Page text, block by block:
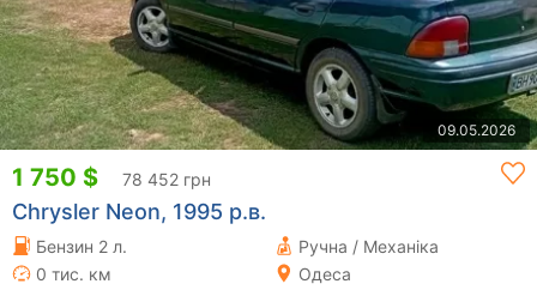
09.05.2026
1 750 $ 78 452 грн
Chrysler Neon, 1995 р.в.
Бензин 2 л.
Ручна / Механіка
0 тис. км
Одеса